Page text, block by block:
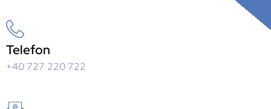
Telefon
+40 727 220 722